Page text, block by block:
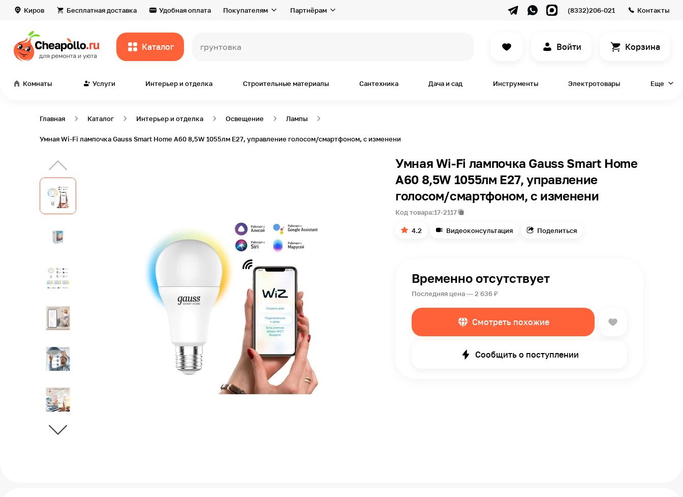
Киров Бесплатная доставка Удобная оплата Покупателям Партнёрам (8332)206-021 Контакты
Каталог гру Войти Корзина
Комнаты Услуги Интерьер и отделка Строительные материалы Сантехника Дача и сад Инструменты Электротовары Еще
Главная Каталог Интерьер и отделка Освещение Лампы
Умная Wi-Fi лампочка Gauss Smart Home А60 8,5W 1055лм E27, управление голосом/смартфоном, с изменени
Умная Wi-Fi лампочка Gauss Smart Home
А60 8,5W 1055лм E27, управление
голосом/смартфоном, с изменени
Код товара:17-2117
4.2 Видеоконсультация Поделиться
Временно отсутствует
Последняя цена — 2 636 ₽
Смотреть похожие
Сообщить о поступлении